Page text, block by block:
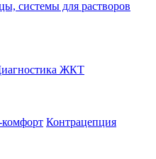
системы для растворов
ЖКТ
Контрацепция